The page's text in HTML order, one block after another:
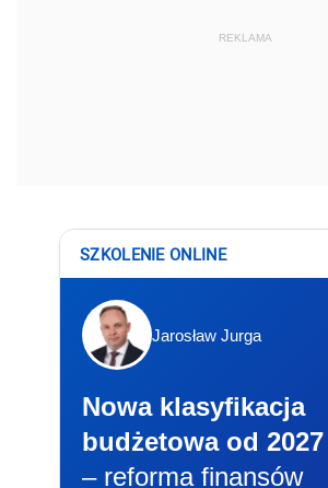
REKLAMA
SZKOLENIE ONLINE
Jarosław Jurga
Nowa klasyfikacja
budżetowa od
– reforma finansów